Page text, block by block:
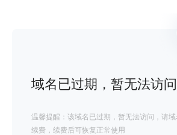
域名已过期，暂无法访问
温馨提醒：该域名已过期，暂无法访问，请
续费，续费后可恢复正常使用